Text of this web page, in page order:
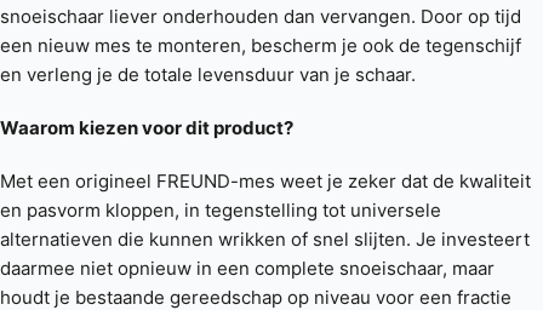
snoeischaar liever onderhouden dan vervangen. Door op tijd
een nieuw mes te monteren, bescherm je ook de tegenschijf
en verleng je de totale levensduur van je schaar.
Waarom kiezen voor dit product?
Met een origineel FREUND-mes weet je zeker dat de kwaliteit
en pasvorm kloppen, in tegenstelling tot universele
alternatieven die kunnen wrikken of snel slijten. Je investeert
daarmee niet opnieuw in een complete snoeischaar, maar
houdt je bestaande gereedschap op niveau voor een fractie